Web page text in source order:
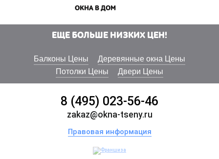
ОКНА В ДОМ
ЕЩЕ БОЛЬШЕ НИЗКИХ ЦЕН!
Балконы Цены
Деревянные окна Цены
Потолки Цены
Двери Цены
8 (495) 023-56-46
zakaz@okna-tseny.ru
Правовая информация